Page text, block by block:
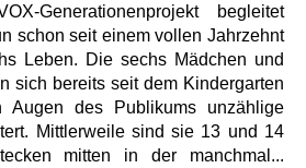
Generationenprojekt begleitet
schon seit einem vollen Jahrzehnt
Leben. Die sechs Mädchen und
sich bereits seit dem Kindergarten
des Publikums unzählige
Mittlerweile sind sie 13 und 14
mitten in der manchmal...